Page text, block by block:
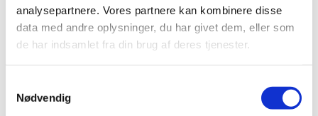
analysepartnere. Vores partnere kan kombinere disse
data med andre oplysninger, du har givet dem, eller som
de har indsamlet fra din brug af deres tjenester.
Nødvendig